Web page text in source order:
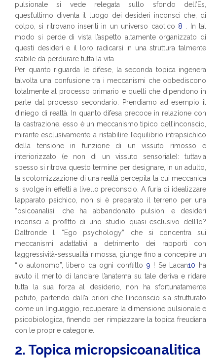
pulsionale si vede relegata sullo sfondo dell’Es,
quest’ultimo diventa il luogo dei desideri inconsci che, di
colpo, si ritrovano inseriti in un universo caotico 8 . In tal
modo si perde di vista l’aspetto altamente organizzato di
questi desideri e il loro radicarsi in una struttura talmente
stabile da perdurare tutta la vita.
Per quanto riguarda le difese, la seconda topica ingenera
talvolta una confusione tra i meccanismi che obbediscono
totalmente al processo primario e quelli che dipendono in
parte dal processo secondario. Prendiamo ad esempio il
diniego di realtà. In quanto difesa precoce in relazione con
la castrazione, esso è un meccanismo tipico dell’inconscio,
mirante esclusivamente a ristabilire l’equilibrio intrapsichico
della tensione in funzione di un vissuto rimosso e
interiorizzato (e non di un vissuto sensoriale): tuttavia
spesso si ritrova questo termine per designare, in un adulto,
la scotomizzazione di una realtà percepita la cui meccanica
si svolge in effetti a livello preconscio. A furia di idealizzare
l’apparato psichico, non si è preparato il terreno per una
“psicoanalisi” che ha abbandonato pulsioni e desideri
inconsci a profitto di uno studio quasi esclusivo dell’Io?
D’altronde l’ “Ego psychology” che si concentra sui
meccanismi adattativi a detrimento dei rapporti con
l’aggressività-sessualità rimossa, giunge fino a concepire un
“Io autonomo”, libero da ogni conflitto 9 ! Se Lacan10 ha
avuto il merito di lanciare l’anatema su tale deriva e ridare
tutta la sua forza al desiderio, non ha sfortunatamente
potuto, partendo dall’a priori che l’inconscio sia strutturato
come un linguaggio, recuperare la dimensione pulsionale e
psicobiologica, finendo per rimpiazzare la topica freudiana
con le proprie categorie.
2. Topica micropsicoanalitica